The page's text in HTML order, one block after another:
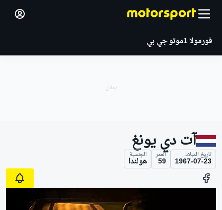
فورمولا 1 موتو جي بي
آت دي يونغ
تاريخ الميلاد
1967-07-23
العمر
59
الجنسية
هولندا